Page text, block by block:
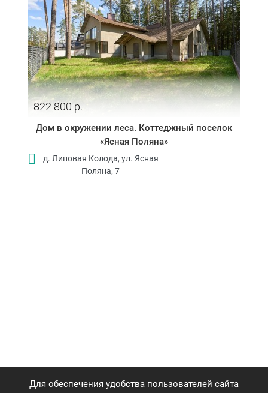
822 800 р.
Дом в окружении леса. Коттеджный поселок
«Ясная Поляна»
д. Липовая Колода, ул. Ясная
Поляна, 7
Для обеспечения удобства пользователей сайта